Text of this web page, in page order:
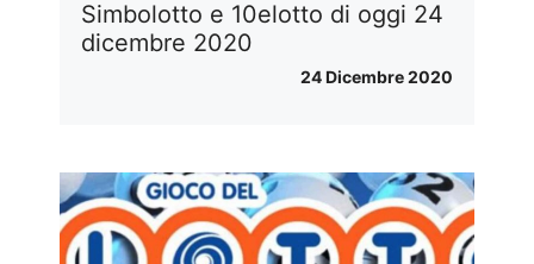
Simbolotto e 10elotto di oggi 24
dicembre 2020
24 Dicembre 2020